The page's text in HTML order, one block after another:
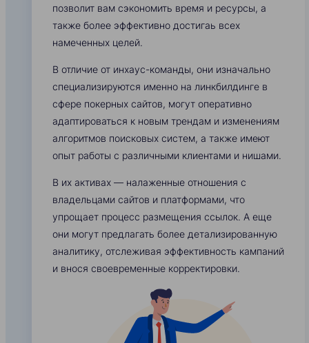
позволит вам сэкономить время и ресурсы, а
также более эффективно достигаь всех
намеченных целей.
В отличие от инхаус-команды, они изначально
специализируются именно на линкбилдинге в
сфере покерных сайтов, могут оперативно
адаптироваться к новым трендам и изменениям
алгоритмов поисковых систем, а также имеют
опыт работы с различными клиентами и нишами.
В их активах — налаженные отношения с
владельцами сайтов и платформами, что
упрощает процесс размещения ссылок. А еще
они могут предлагать более детализированную
аналитику, отслеживая эффективность кампаний
и внося своевременные корректировки.